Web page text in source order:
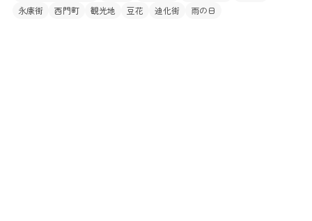
永康街
西門町 観光地 豆花 迪化街 雨の日